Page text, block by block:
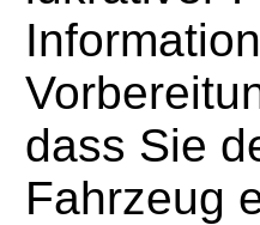
dass Sie
Fahrzeug